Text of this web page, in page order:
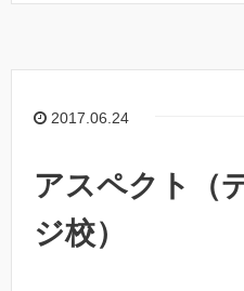
2017.06.24
アスペクト（
ジ校）